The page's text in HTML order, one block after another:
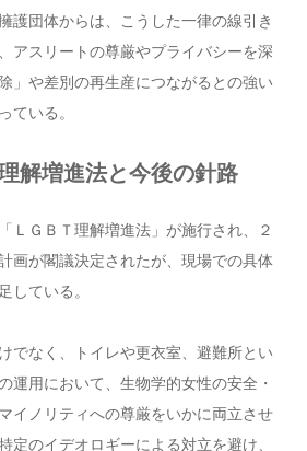
護団体からは、こうした一律の線引き
アスリートの尊厳やプライバシーを深
」や差別の再生産につながるとの強い
ている。
解増進法と今後の針路
ＬＧＢＴ理解増進法」が施行され、２
画が閣議決定されたが、現場での具体
している。
でなく、トイレや更衣室、避難所とい
運用において、生物学的女性の安全・
イノリティへの尊厳をいかに両立させ
定のイデオロギーによる対立を避け、